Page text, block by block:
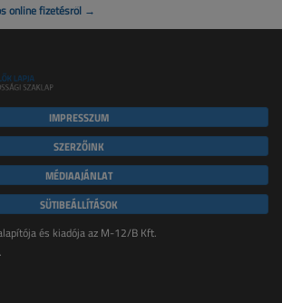
online fizetésről →
IMPRESSZUM
SZERZŐINK
MÉDIAAJÁNLAT
SÜTIBEÁLLÍTÁSOK
és kiadója az M-12/B Kft.